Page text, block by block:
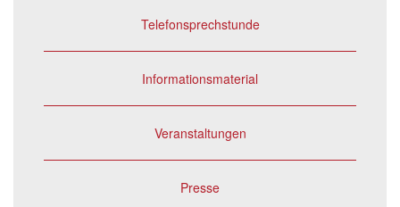
Telefonsprechstunde
Informationsmaterial
Veranstaltungen
Presse